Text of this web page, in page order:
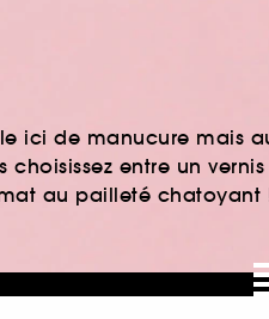
ici de manucure mais
entre un
au pailleté chatoyant